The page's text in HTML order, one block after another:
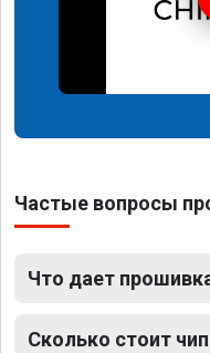
Частые вопросы
Что дает
Сколько стоит